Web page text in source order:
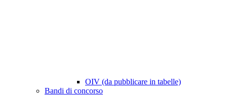
OIV (da pubblicare in tabelle)
Bandi di concorso